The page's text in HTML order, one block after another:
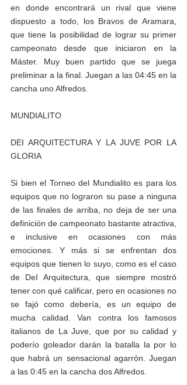
en donde encontrará un rival que viene
dispuesto a todo, los Bravos de Aramara,
que tiene la posibilidad de lograr su primer
campeonato desde que iniciaron en la
Máster. Muy buen partido que se juega
preliminar a la final. Juegan a las 04:45 en la
cancha uno Alfredos.
MUNDIALITO
DEI ARQUITECTURA Y LA JUVE POR LA
GLORIA
Si bien el Torneo del Mundialito es para los
equipos que no lograron su pase a ninguna
de las finales de arriba, no deja de ser una
definición de campeonato bastante atractiva,
e inclusive en ocasiones con más
emociones. Y más si se enfrentan dos
equipos que tienen lo suyo, como es el caso
de DeI Arquitectura, que siempre mostró
tener con qué calificar, pero en ocasiones no
se fajó como debería, es un equipo de
mucha calidad. Van contra los famosos
italianos de La Juve, que por su calidad y
poderío goleador darán la batalla la por lo
que habrá un sensacional agarrón. Juegan
a las 0:45 en la cancha dos Alfredos.